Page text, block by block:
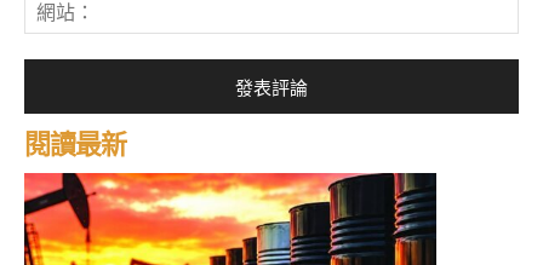
*站
閱讀最新